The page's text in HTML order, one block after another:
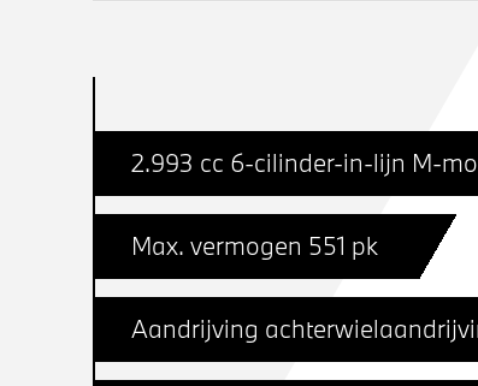
2.993 cc 6-cilinder-in-lijn M-
Max. vermogen 551 pk
Aandrijving